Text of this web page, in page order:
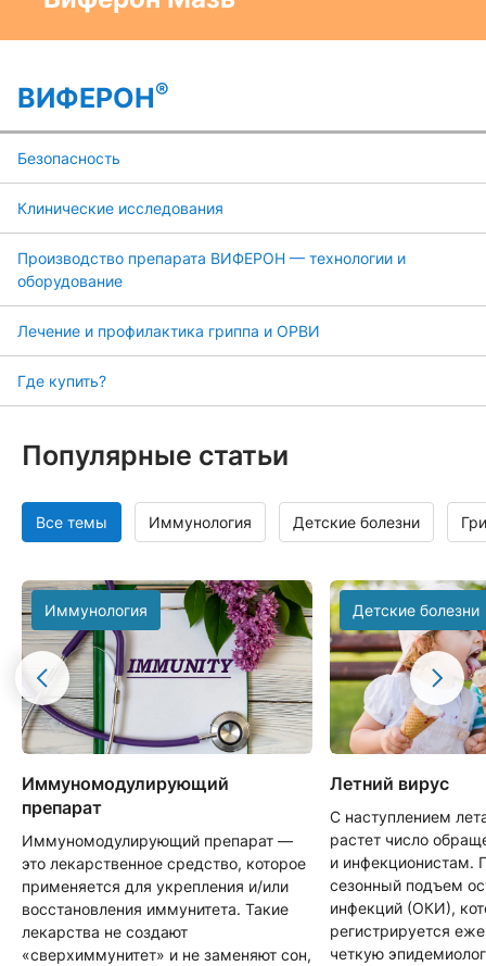
ВИФЕРОН®
Безопасность
Клинические исследования
Производство препарата ВИФЕРОН — технологии и
оборудование
Лечение и профилактика гриппа и ОРВИ
Где купить?
Популярные статьи
Все темы Иммунология Детские болезни
Иммунология
Иммуномодулирующий
препарат
Иммуномодулирующий препарат —
это лекарственное средство, которое
применяется для укрепления и/или
восстановления иммунитета. Такие
лекарства не создают
«сверхиммунитет» и не заменяют сон,
Детские болезни
Летний вирус
С наступлением
растет число
и инфекционистам.
сезонный подъем
инфекций (ОКИ),
регистрируется
четкую